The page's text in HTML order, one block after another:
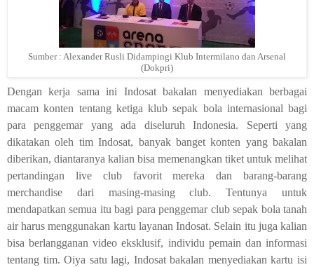
Sumber : Alexander Rusli Didampingi Klub Intermilano dan Arsenal
(Dokpri)
Dengan kerja sama ini Indosat bakalan menyediakan berbagai
macam konten tentang ketiga klub sepak bola internasional bagi
para penggemar yang ada diseluruh Indonesia. Seperti yang
dikatakan oleh tim Indosat, banyak banget konten yang bakalan
diberikan, diantaranya kalian bisa memenangkan tiket untuk melihat
pertandingan live club favorit mereka dan barang-barang
merchandise dari masing-masing club. Tentunya untuk
mendapatkan semua itu bagi para penggemar club sepak bola tanah
air harus menggunakan kartu layanan Indosat. Selain itu juga kalian
bisa berlangganan video eksklusif, individu pemain dan informasi
tentang tim. Oiya satu lagi, Indosat bakalan menyediakan kartu isi